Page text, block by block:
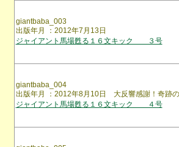
giantbaba_003
出版年月 ：2012年7月13日
ジャイアント馬場甦る１６文キック ３号
giantbaba_004
出版年月 ：2012年8月10日 大反響感謝！奇跡
ジャイアント馬場甦る１６文キック ４号